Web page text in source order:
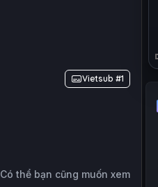
Vietsub #1
Có thể bạn cũng muốn xem